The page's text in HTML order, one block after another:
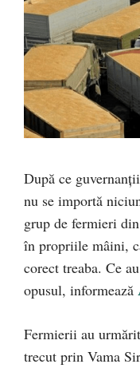
După ce
nu se importă
grup de fermieri
în propriile mâini,
corect treaba. Ce
opusul, informează
Fermierii au
trecut prin Vama